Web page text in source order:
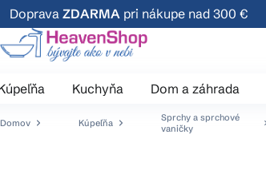
Prejsť
na
obsah
Doprava ZDARMA pri nákupe nad 300 €
Kuchyňa Dom a záhrada
Domov Kúpeľňa
Sprchy a sprchové
vaničky